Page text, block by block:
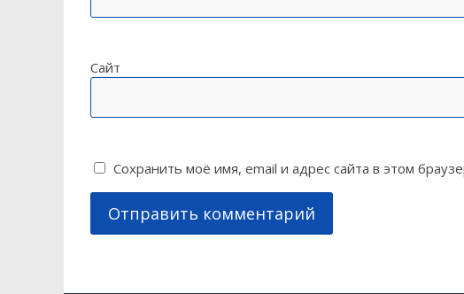
Сайт
Сохранить моё имя, email и адрес сайта в этом